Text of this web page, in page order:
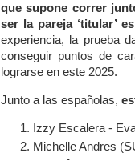
que supone correr
ser la pareja ‘titular’
experiencia, la prueba
conseguir puntos de
lograrse en este 2025.
Junto a las españolas,
Izzy Escalera -
Michelle Andres